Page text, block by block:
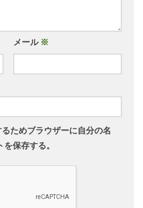
メール ※
ためブラウザーに自分の名
保存する。